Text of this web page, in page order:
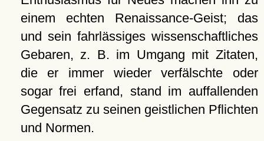
einem echten Renaissance-Geist; das
und sein fahrlässiges wissenschaftliches
Gebaren, z. B. im Umgang mit Zitaten,
die er immer wieder verfälschte oder
sogar frei erfand, stand im auffallenden
Gegensatz zu seinen geistlichen Pflichten
und Normen.